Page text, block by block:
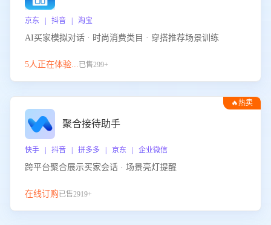
京东 | 抖音 | 淘宝
AI买家模拟对话 · 时尚消费类目 · 穿搭推荐场景训练
5人正在体验...已售299+
🔥热卖
聚合接待助手
快手 | 抖音 | 拼多多 | 京东 | 企业微信
跨平台聚合展示买家会话 · 场景亮灯提醒
在线订购已售2919+